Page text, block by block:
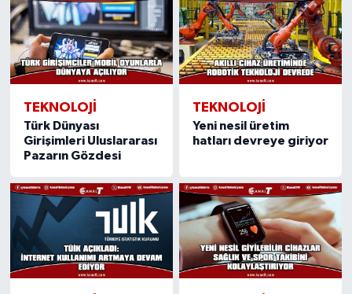
TEKNOLOJI
Türk Dünyası
Girişimleri Uluslararası
Pazarın Gözdesi
TEKNOLOJI
Yeni nesil üretim
hatları devreye giriyor